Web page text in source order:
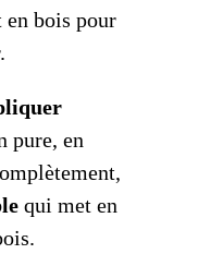
en bois pour
pure, en
qui met en